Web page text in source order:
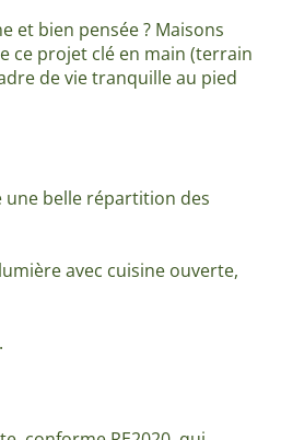
et bien pensée ? Maisons
ce projet clé en main (terrain
de vie tranquille au pied
une belle répartition des
avec cuisine ouverte,